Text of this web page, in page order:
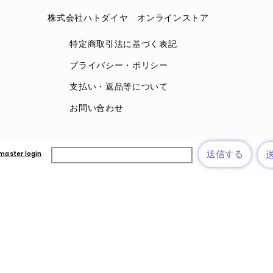
​株式会社ハトダイヤ オンラインストア
​特定商取引法に基づく表記
​プライバシー・ポリシー
​支払い・返品等について
​お問い合わせ
login 送信する